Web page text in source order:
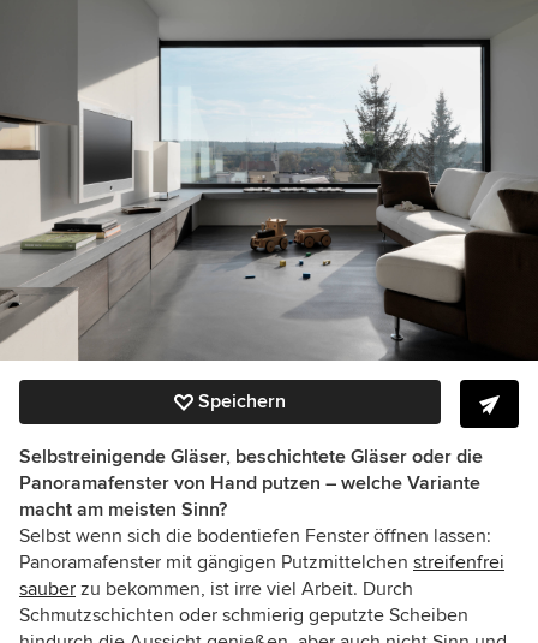
Speichern
Selbstreinigende Gläser, beschichtete Gläser oder die
Panoramafenster von Hand putzen – welche Variante
macht am meisten Sinn?
Selbst wenn sich die bodentiefen Fenster öffnen lassen:
Panoramafenster mit gängigen Putzmittelchen streifenfrei
sauber zu bekommen, ist irre viel Arbeit. Durch
Schmutzschichten oder schmierig geputzte Scheiben